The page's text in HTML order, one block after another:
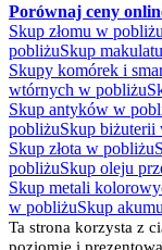
Porównaj ceny
Skup złomu w pobliżu
pobliżuSkup
Skupy komórek i
wtórnych w pobliżu
Skup antyków w
pobliżuSkup biżuterii
Skup złota w pobliżu
pobliżuSkup oleju
Skup metali
w pobliżuSkup
Ta strona korzysta z
poziomie i